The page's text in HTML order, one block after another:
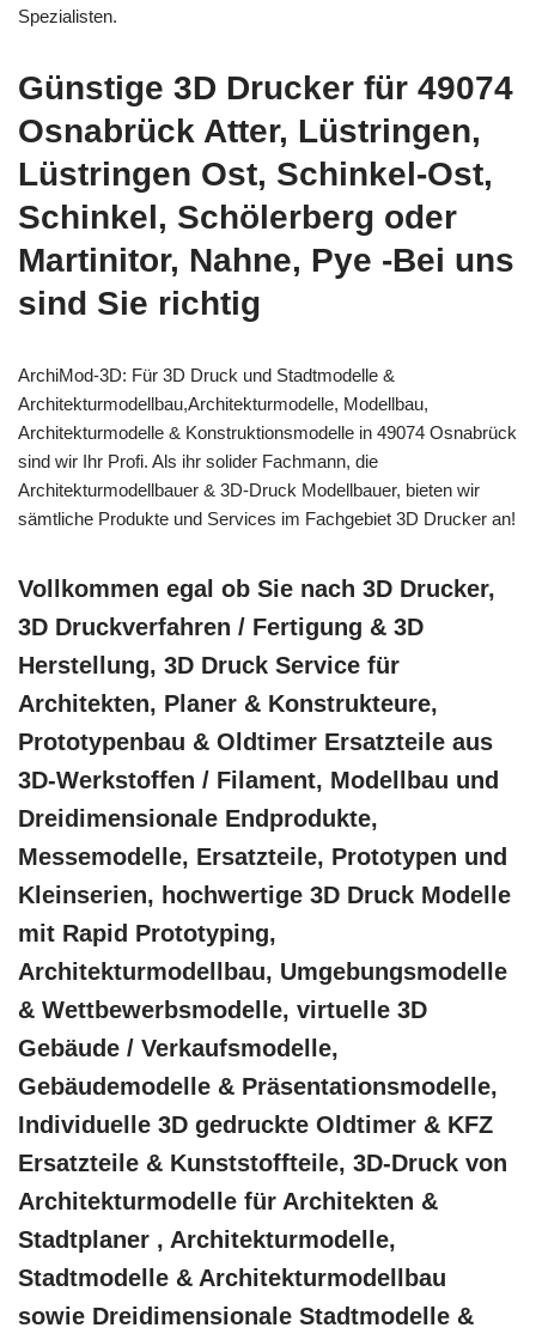
Spezialisten.
Günstige 3D Drucker für 49074
Osnabrück Atter, Lüstringen,
Lüstringen Ost, Schinkel-Ost,
Schinkel, Schölerberg oder
Martinitor, Nahne, Pye -Bei uns
sind Sie richtig
ArchiMod-3D: Für 3D Druck und Stadtmodelle &
Architekturmodellbau,Architekturmodelle, Modellbau,
Architekturmodelle & Konstruktionsmodelle in 49074 Osnabrück
sind wir Ihr Profi. Als ihr solider Fachmann, die
Architekturmodellbauer & 3D-Druck Modellbauer, bieten wir
sämtliche Produkte und Services im Fachgebiet 3D Drucker an!
Vollkommen egal ob Sie nach 3D Drucker,
3D Druckverfahren / Fertigung & 3D
Herstellung, 3D Druck Service für
Architekten, Planer & Konstrukteure,
Prototypenbau & Oldtimer Ersatzteile aus
3D-Werkstoffen / Filament, Modellbau und
Dreidimensionale Endprodukte,
Messemodelle, Ersatzteile, Prototypen und
Kleinserien, hochwertige 3D Druck Modelle
mit Rapid Prototyping,
Architekturmodellbau, Umgebungsmodelle
& Wettbewerbsmodelle, virtuelle 3D
Gebäude / Verkaufsmodelle,
Gebäudemodelle & Präsentationsmodelle,
Individuelle 3D gedruckte Oldtimer & KFZ
Ersatzteile & Kunststoffteile, 3D-Druck von
Architekturmodelle für Architekten &
Stadtplaner , Architekturmodelle,
Stadtmodelle & Architekturmodellbau
sowie Dreidimensionale Stadtmodelle &